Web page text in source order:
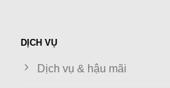
DỊCH VỤ
Dịch vụ & hậu mãi